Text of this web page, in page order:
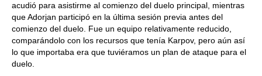
acudió para asistirme al comienzo del duelo principal, mientras
que Adorjan participó en la última sesión previa antes del
comienzo del duelo. Fue un equipo relativamente reducido,
comparándolo con los recursos que tenía Karpov, pero aún así
lo que importaba era que tuviéramos un plan de ataque para el
duelo.